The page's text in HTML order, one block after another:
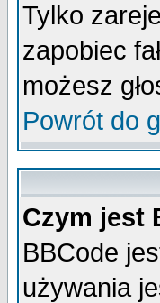
Tylko
zapobiec
możesz
Powrót do
Czym jest
BBCode
używania